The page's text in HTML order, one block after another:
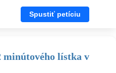
Spustiť petíciu
minútového lístka v